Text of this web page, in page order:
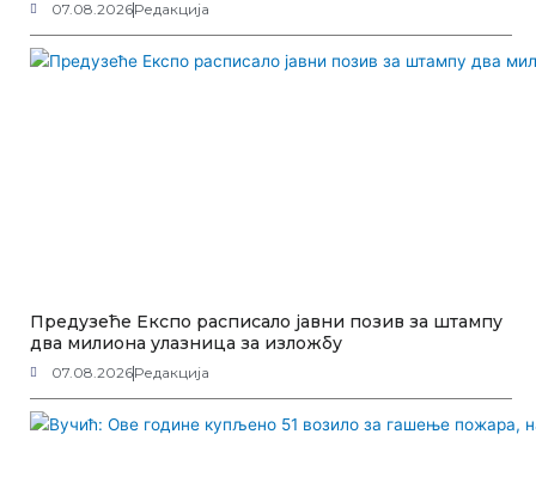
07.08.2026Редакција
Предузеће Експо расписало јавни позив за штампу
два милиона улазница за изложбу
07.08.2026Редакција